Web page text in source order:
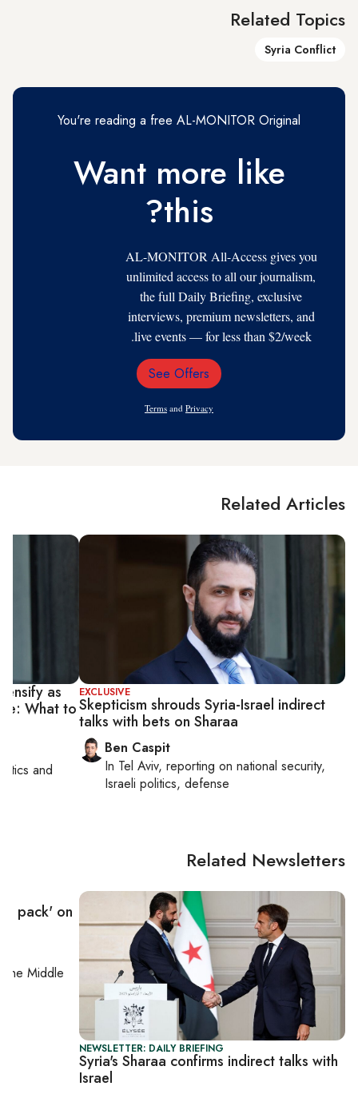
Related Topics
Syria Conflict
You're reading a free AL-MONITOR Original
Want more like
this?
AL-MONITOR All-Access gives you
unlimited access to all our journalism,
the full Daily Briefing, exclusive
interviews, premium newsletters, and
live events — for less than $2/week.
Email
See Offers
Terms and Privacy
Related Articles
EXCLUSIVE
Skepticism shrouds Syria-Israel indirect
talks with bets on Sharaa
Ben Caspit
In Tel Aviv, reporting onnational security,
Israeli politics, defense
as
What to
and
Related Newsletters
NEWSLETTER: DAILY BRIEFING
Syria's Sharaa confirms indirect talks with
Israel
pack' on
the Middle